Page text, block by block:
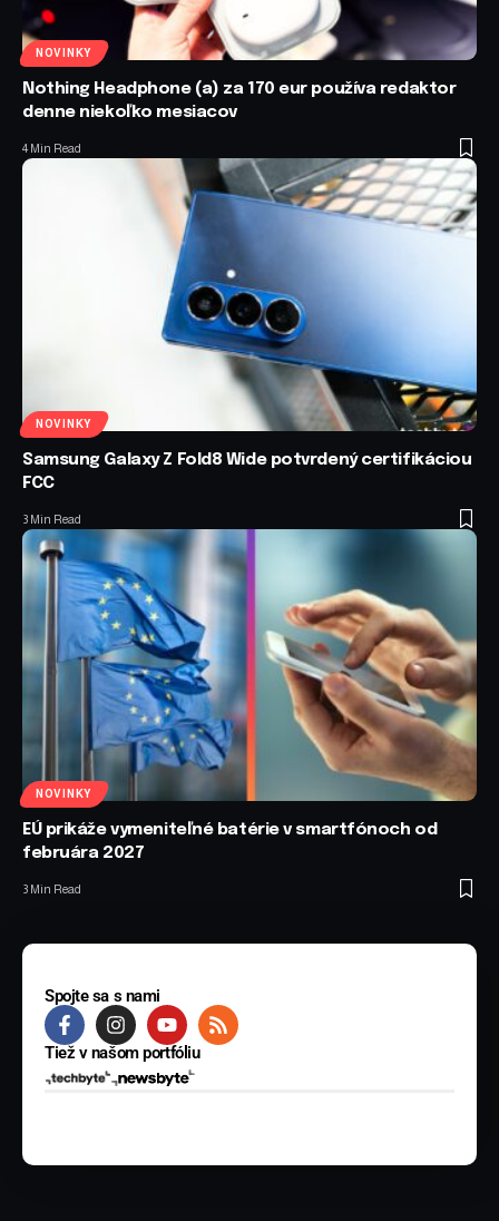
NOVINKY
Nothing Headphone (a) za 170 eur používa redaktor
denne niekoľko mesiacov
4 Min Read
NOVINKY
Samsung Galaxy Z Fold8 Wide potvrdený certifikáciou
FCC
3 Min Read
NOVINKY
EÚ prikáže vymeniteľné batérie v smartfónoch od
februára 2027
3 Min Read
Spojte sa s nami
Tiež v našom portfóliu